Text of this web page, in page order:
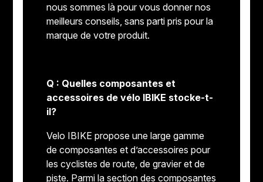
nous sommes là pour vous donner nos
meilleurs conseils, sans parti pris pour la
marque de votre produit.
Q : Quelles composantes et
accessoires de vélo IBIKE stocke-t-
il?
Velo IBIKE propose une large gamme
de composantes et d’accessoires pour
les cyclistes de route, de gravier et de
piste. Parmi la section des composantes